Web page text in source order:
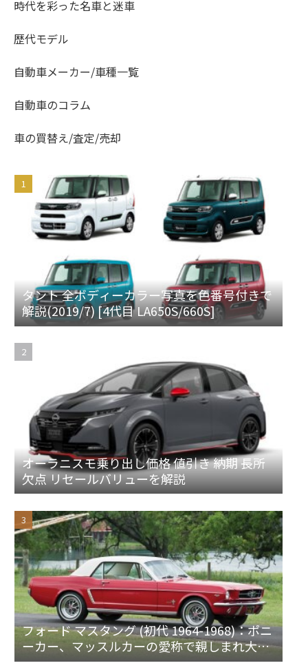
時代を彩った名車と迷車
歴代モデル
自動車メーカー/車種一覧
自動車のコラム
車の買替え/査定/売却
タント 全ボディーカラー写真を色番号付きで
解説(2019/7) [4代目 LA650S/660S]
オーラニスモ乗り出し価格 値引き 納期 長所
欠点 リセールバリューを解説
フォード マスタング (初代 1964-1968)：ポニ
ーカー、マッスルカーの愛称で親しまれ大ヒ
ット